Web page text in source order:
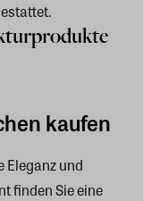
kaufen
Eleganz und
finden Sie eine